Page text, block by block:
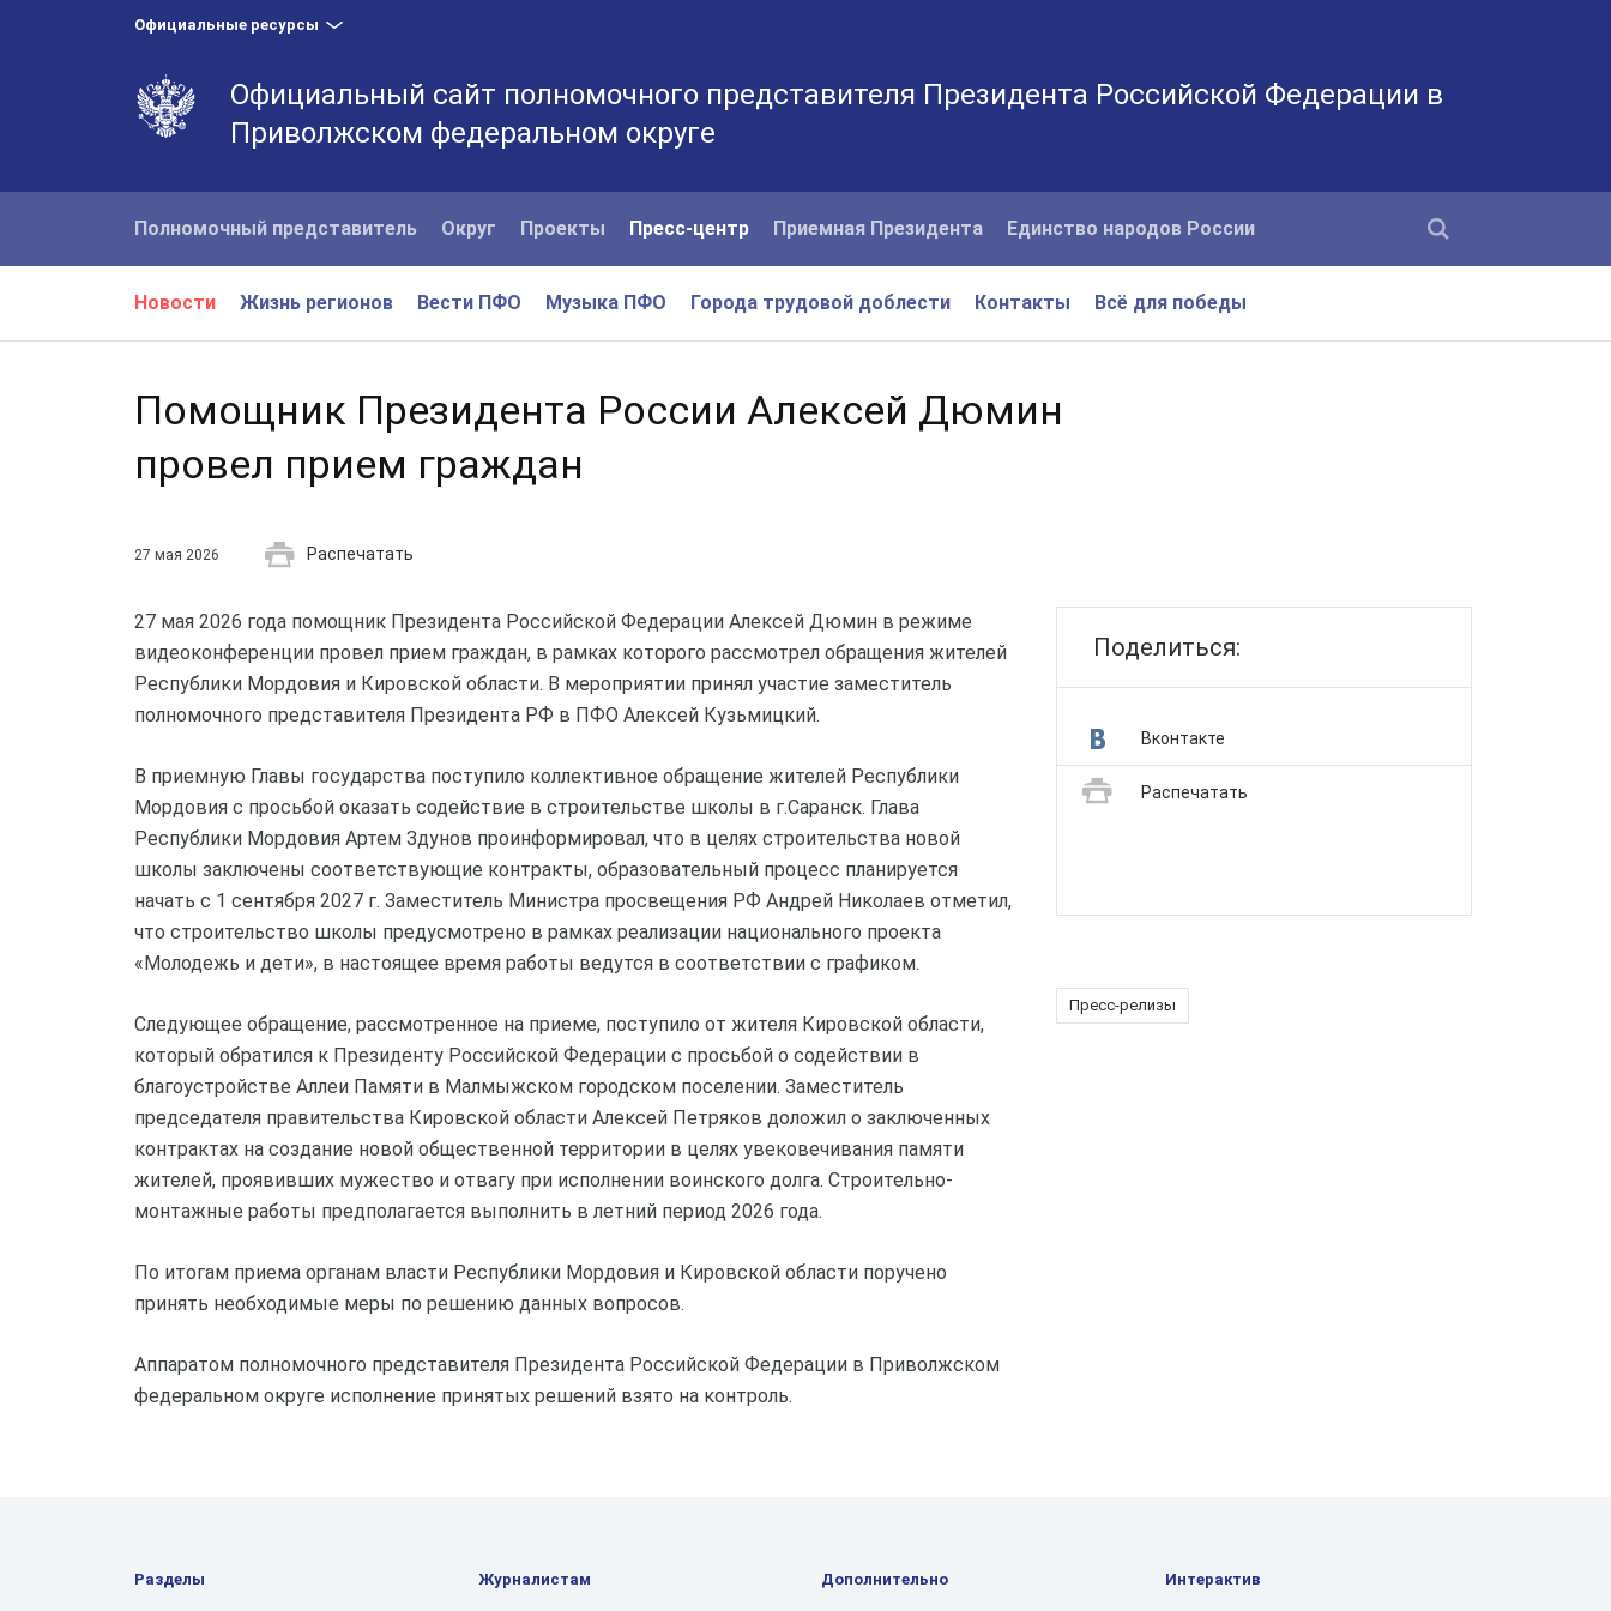
Официальные ресурсы
Официальный сайт полномочного представителя Президента Российской Федерации в
Приволжском федеральном округе
Полномочный представитель Округ Проекты Пресс-центр Приемная Президента Единство народов России
Новости Жизнь регионов Вести ПФО Музыка ПФО Города трудовой доблести Контакты Всё для победы
Помощник Президента России Алексей Дюмин
провел прием граждан
27 мая 2026 Распечатать
27 мая 2026 года помощник Президента Российской Федерации Алексей Дюмин в режиме
видеоконференции провел прием граждан, в рамках которого рассмотрел обращения жителей
Республики Мордовия и Кировской области. В мероприятии принял участие заместитель
полномочного представителя Президента РФ в ПФО Алексей Кузьмицкий.
В приемную Главы государства поступило коллективное обращение жителей Республики
Мордовия с просьбой оказать содействие в строительстве школы в г.Саранск. Глава
Республики Мордовия Артем Здунов проинформировал, что в целях строительства новой
школы заключены соответствующие контракты, образовательный процесс планируется
начать с 1 сентября 2027 г. Заместитель Министра просвещения РФ Андрей Николаев отметил,
что строительство школы предусмотрено в рамках реализации национального проекта
«Молодежь и дети», в настоящее время работы ведутся в соответствии с графиком.
Следующее обращение, рассмотренное на приеме, поступило от жителя Кировской области,
который обратился к Президенту Российской Федерации с просьбой о содействии в
благоустройстве Аллеи Памяти в Малмыжском городском поселении. Заместитель
председателя правительства Кировской области Алексей Петряков доложил о заключенных
контрактах на создание новой общественной территории в целях увековечивания памяти
жителей, проявивших мужество и отвагу при исполнении воинского долга. Строительно-
монтажные работы предполагается выполнить в летний период 2026 года.
По итогам приема органам власти Республики Мордовия и Кировской области поручено
принять необходимые меры по решению данных вопросов.
Аппаратом полномочного представителя Президента Российской Федерации в Приволжском
федеральном округе исполнение принятых решений взято на контроль.
Поделиться:
Вконтакте
Распечатать
Пресс-релизы
Разделы Журналистам Дополнительно Интерактив